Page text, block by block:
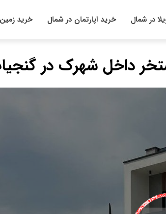
در شمال خرید آپارتمان در شمال خرید
داخل شهرک در